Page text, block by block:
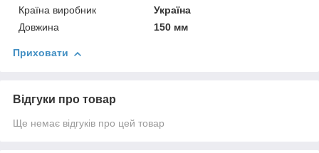
Країна виробник
Україна
Довжина
150 мм
Приховати
Відгуки про товар
Ще немає відгуків про цей товар